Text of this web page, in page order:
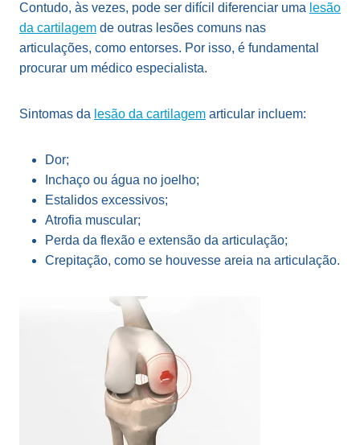
Contudo, às vezes, pode ser difícil diferenciar uma lesão
da cartilagem de outras lesões comuns nas
articulações, como entorses. Por isso, é fundamental
procurar um médico especialista.
Sintomas da lesão da cartilagem articular incluem:
Dor;
Inchaço ou água no joelho;
Estalidos excessivos;
Atrofia muscular;
Perda da flexão e extensão da articulação;
Crepitação, como se houvesse areia na articulação.